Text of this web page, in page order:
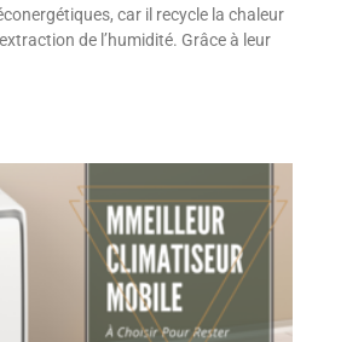
car il recycle la chaleur
de l’humidité. Grâce à leur